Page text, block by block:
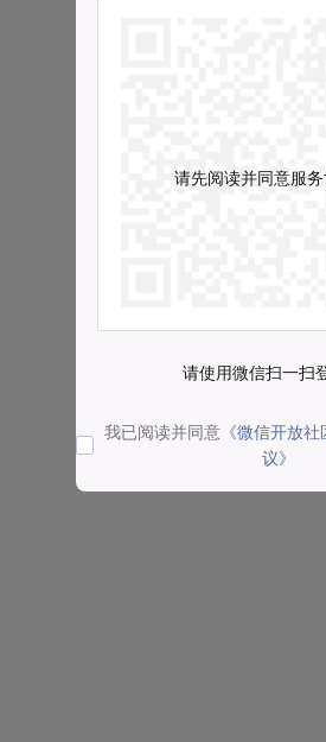
请先阅读并同意服
请使用微信扫一扫
我已阅读并同意 《微信开放
议》